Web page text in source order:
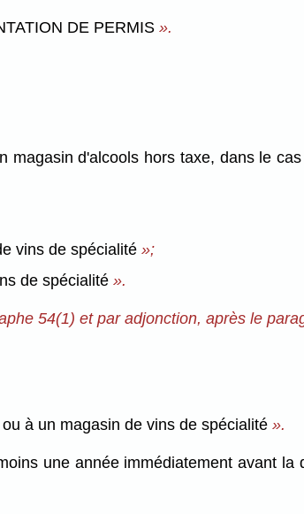
DE PERMIS ».
d'alcools hors taxe, dans le
vins de spécialité»;
de spécialité».
54(1) et par adjonction, après le
à un magasin de vins de spécialité ».
une année immédiatement avant la